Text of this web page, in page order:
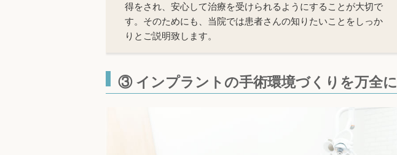
得をされ、安心して治療を受けられるようにすることが大切で
す。そのためにも、当院では患者さんの知りたいことをしっか
りとご説明致します。
③ インプラントの手術環境づくりを万全に